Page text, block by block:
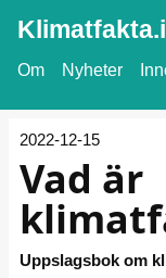
Om Nyheter
2022-12-15
Vad är
Uppslagsbok om